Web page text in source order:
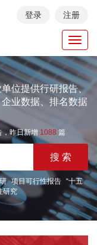
登录 注册
位提供行研报告、
业数据、排名数据
昨日新增 1088 篇
项目可行性报告
“十五
研究